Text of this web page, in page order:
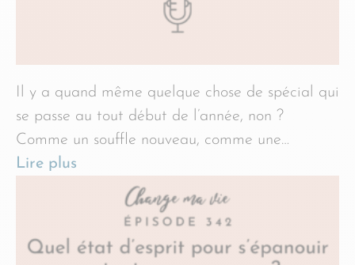
Il y a quand même quelque chose de spécial qui
se passe au tout début de l’année, non ?
Comme un souffle nouveau, comme une…
Lire plus